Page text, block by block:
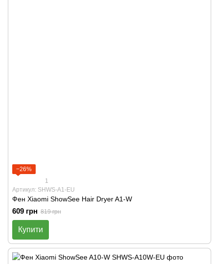
−26%
1
Артикул: SHWS-A1-EU
Фен Xiaomi ShowSee Hair Dryer A1-W
609 грн 819 грн
Купити